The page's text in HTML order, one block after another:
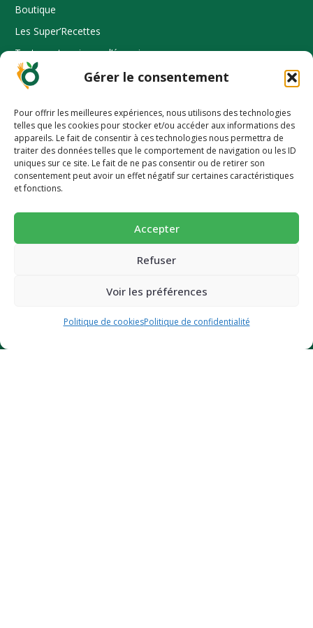
Gérer le consentement
Pour offrir les meilleures expériences, nous utilisons des technologies
telles que les cookies pour stocker et/ou accéder aux informations des
appareils. Le fait de consentir à ces technologies nous permettra de
traiter des données telles que le comportement de navigation ou les ID
uniques sur ce site. Le fait de ne pas consentir ou de retirer son
consentement peut avoir un effet négatif sur certaines caractéristiques
et fonctions.
Accepter
Refuser
Voir les préférences
Politique de cookiesPolitique de confidentialité
Boutique
Les Super’Recettes
Tester votre niveau d’énergie
Où nous trouver
Espace Pro
INFORMATION
Mode d’emploi
Nos prix et distinctions
Politique de confidentialité
-10% pour découvrir une alimentation
Succombez à nos pains et biscuits ultra-gourmands et
super-nutritif.